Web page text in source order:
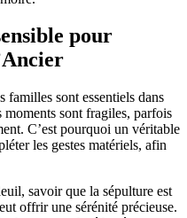
pour
familles sont essentiels dans
moments sont fragiles, parfois
C’est pourquoi un véritable
les gestes matériels, afin
savoir que la sépulture est
offrir une sérénité précieuse.